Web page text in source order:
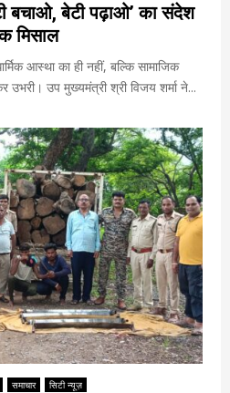
बचाओ, बेटी पढ़ाओ’ का संदेश
मिसाल
आस्था का ही नहीं, बल्कि सामाजिक
उप मुख्यमंत्री श्री विजय शर्मा ने...
समाचार सिटी न्यूज़